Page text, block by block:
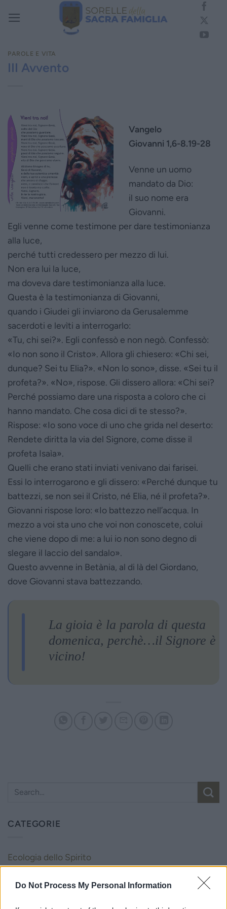
Do Not Process My Personal Information
CATEGORIE
Ecologia dello Spirito
PAROLE E VITA
III Avvento
Vangelo
Giovanni 1,6-8.19-28
Venne un uomo
mandato da Dio:
il suo nome era
Giovanni.
Egli venne come testimone per dare testimonianza
alla luce,
perché tutti credessero per mezzo di lui.
Non era lui la luce,
ma doveva dare testimonianza alla luce.
Questa è la testimonianza di Giovanni,
quando i Giudei gli inviarono da Gerusalemme
sacerdoti e levìti a interrogarlo:
«Tu, chi sei?». Egli confessò e non negò. Confessò:
«Io non sono il Cristo». Allora gli chiesero: «Chi sei,
dunque? Sei tu Elia?». «Non lo sono», disse. «Sei tu il
profeta?». «No», rispose. Gli dissero allora: «Chi sei?
Perché possiamo dare una risposta a coloro che ci
hanno mandato. Che cosa dici di te stesso?».
Rispose: «Io sono voce di uno che grida nel deserto:
Rendete diritta la via del Signore, come disse il
profeta Isaìa».
Quelli che erano stati inviati venivano dai farisei.
Essi lo interrogarono e gli dissero: «Perché dunque tu
battezzi, se non sei il Cristo, né Elia, né il profeta?».
Giovanni rispose loro: «Io battezzo nell’acqua. In
mezzo a voi sta uno che voi non conoscete, colui
che viene dopo di me: a lui io non sono degno di
slegare il laccio del sandalo».
Questo avvenne in Betània, al di là del Giordano,
dove Giovanni stava battezzando.
La gioia è la parola di questa
domenica, perchè…il Signore è
vicino!